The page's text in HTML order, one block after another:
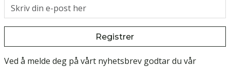
Registrer
Ved å melde deg på vårt nyhetsbrev godtar du vår